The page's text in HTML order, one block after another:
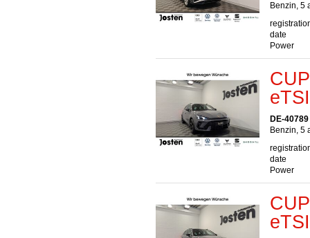
Benzin, 5
date
Power
DE-
Benzin, 5
date
Power